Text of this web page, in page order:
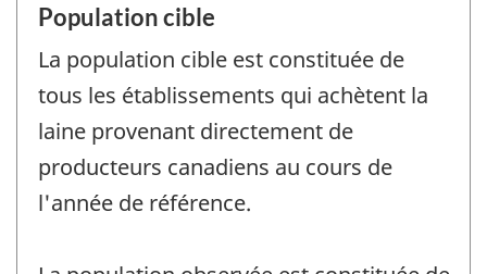
Population cible
La population cible est constituée de
tous les établissements qui achètent la
laine provenant directement de
producteurs canadiens au cours de
l'année de référence.